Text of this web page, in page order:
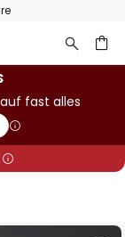
fast alles